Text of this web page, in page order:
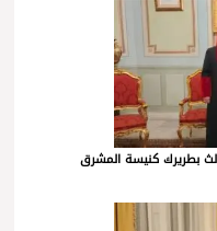
بطريرك كنيسة المشرق